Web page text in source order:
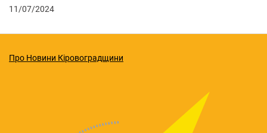
11/07/2024
Про Новини Кіровоградщини